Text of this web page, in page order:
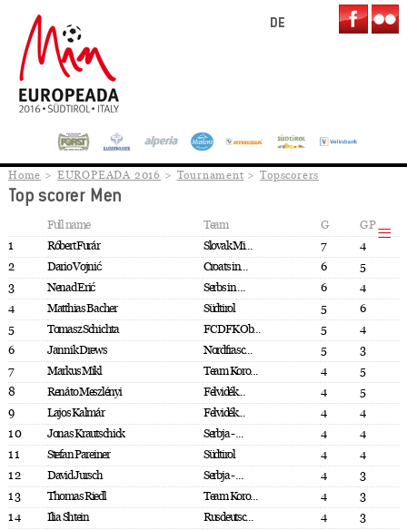
DE
Home EUROPEADA 2016 Tournament Topscorers
Top scorer Men
Full name Team G
GP
1
Róbert Furár Slovak Mi... 7
4
2
Dario Vojnić Croats in... 6
5
3
Nenad Erić Serbs in ... 6
4
4
Matthias Bacher Südtirol 5
6
5
Tomasz Schichta FC DFK Ob... 5
4
6
Jannik Drews Nordfrasc... 5
3
7
Markus Mikl Team Koro... 4
5
8
Renáto Meszlényi Felvidék... 4
5
9
Lajos Kalmár Felvidék... 4
4
10
Jonas Krautschick Serbja - ... 4
4
11
Stefan Pareiner Südtirol 4
4
12
David Jursch Serbja - ... 4
3
13
Thomas Riedl Team Koro... 4
3
14
Ilia Shtein Rusdeutsc... 4
3